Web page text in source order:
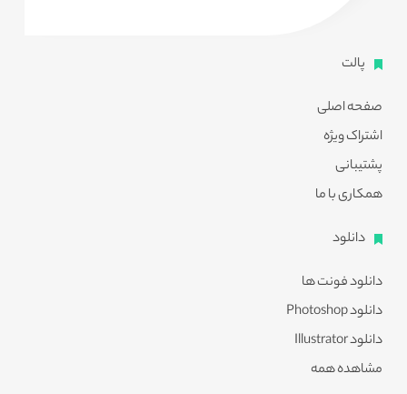
پالت
صفحه اصلی
اشتراک ویژه
پشتیبانی
همکاری با ما
دانلود
دانلود فونت ها
دانلود Photoshop
دانلود Illustrator
مشاهده همه